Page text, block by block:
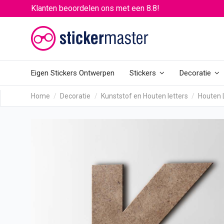
Klanten beoordelen ons met een 8.8!
Eigen Stickers Ontwerpen Stickers Decoratie
Home Decoratie Kunststof en Houten letters Houten